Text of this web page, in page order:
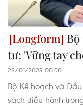
Bộ
tư: 'Vững tay
22/01/2023 00:00
Bộ Kế hoạch và
sách điều hành